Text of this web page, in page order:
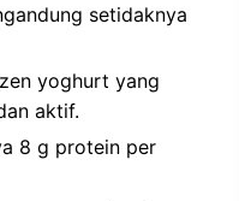
setidaknya
yoghurt yang
aktif.
8 g protein per